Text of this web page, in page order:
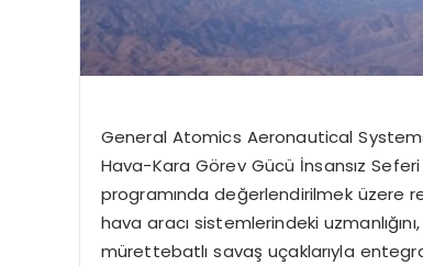
General Atomics Aeronautical
Hava-Kara GörevGücü İnsansız
programında değerlendirilmek üzere
hava aracı sistemlerindeki
mürettebatlı savaş uçaklarıyla